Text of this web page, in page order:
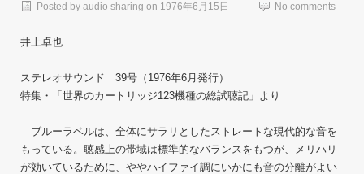
Posted by audio sharing on 1976年6月15日 No comments
井上卓也
ステレオサウンド 39号（1976年6月発行）
特集・「世界のカートリッジ123機種の総試聴記」より
ブルーラベルは、全体にサラリとしたストレートな現代的な音を
もっている。聴感上の帯域は標準的なバランスをもつが、メリハリ
が効いているために、ややハイファイ調にいかにも音の分離がよい